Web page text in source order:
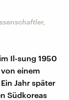
Il-sung 1950
einem
Jahr später
Südkoreas